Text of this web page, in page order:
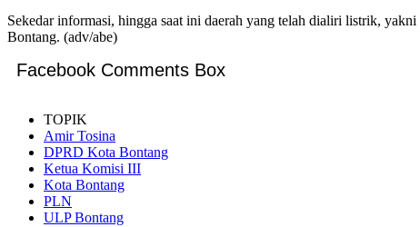
Sekedar informasi, hingga saat ini daerah yang telah dialiri listrik,
Bontang. (adv/abe)
Facebook Comments Box
TOPIK
Amir Tosina
DPRD Kota Bontang
Ketua Komisi III
Kota Bontang
PLN
ULP Bontang